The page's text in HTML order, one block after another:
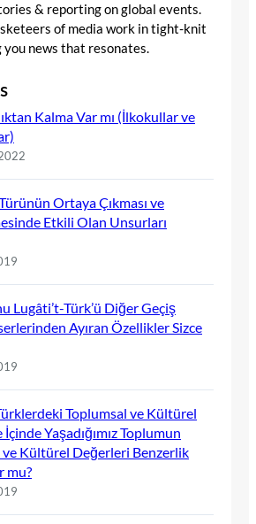
& reporting on global events.
of media work in tight-knit
you news that resonates.
Kalma Var mı (İlkokullar ve
Ortaya Çıkması ve
Etkili Olan Unsurları
Lugâti’t-Türk’ü Diğer Geçiş
Ayıran Özellikler Sizce
Toplumsal ve Kültürel
Yaşadığımız Toplumun
ve Kültürel Değerleri Benzerlik
mu?